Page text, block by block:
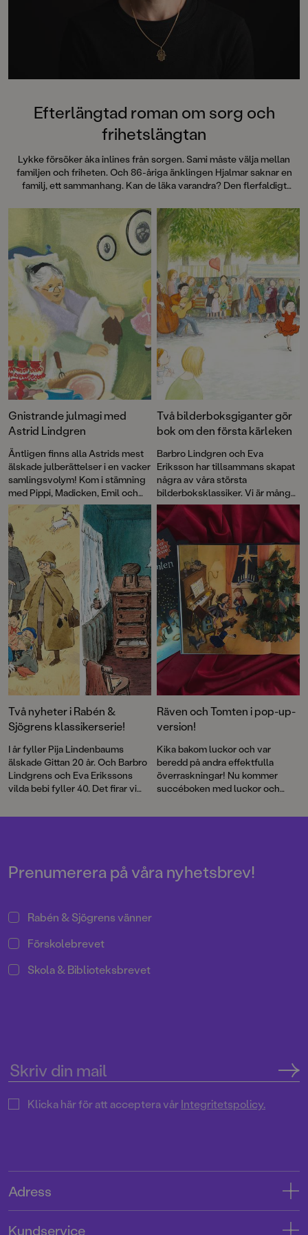
Efterlängtad roman om sorg och
frihetslängtan
Lykke försöker åka inlines från sorgen. Sami måste välja mellan
familjen och friheten. Och 86-åriga änklingen Hjalmar saknar en
familj, ett sammanhang. Kan de läka varandra? Den flerfaldigt
ämnen på ett uppslukande och varsamt sätt.
Gnistrande julmagi med
Astrid Lindgren
Äntligen finns alla Astrids mest
älskade julberättelser i en vacker
samlingsvolym! Kom i stämning
med Pippi, Madicken, Emil och
alla de andra favoritfigurerna.
Boken är lite av en smällkaramell
med klassiska färgillustrationer
av bland andra Ilon Wikland,
Björn Berg, Ingrid Vang Nyman
och Eva Eriksson.
Två bilderboksgiganter gör
bok om den första kärleken
Barbro Lindgren och Eva
Eriksson har tillsammans skapat
några av våra största
bilderboksklassiker. Vi är många
som skrattat med Max, njutit av
den vilda bebins äventyr och
gråtit floder till Andrejs längtan.
Boken om Juan och Rosalia är
deras första gemensamma bok
på många år.
Två nyheter i Rabén &
Sjögrens klassikerserie!
I år fyller Pija Lindenbaums
älskade Gittan 20 år. Och Barbro
Lindgrens och Eva Erikssons
vilda bebi fyller 40. Det firar vi
böckerna som en del i vår
Räven och Tomten i pop-up-
version!
Kika bakom luckor och var
beredd på andra effektfulla
överraskningar! Nu kommer
succéboken med luckor och
stämning och dramatik i den fina
Prenumerera på våra nyhetsbrev!
Rabén & Sjögrens vänner
Förskolebrevet
Skola & Biblioteksbrevet
Klicka här för att acceptera vårIntegritetspolicy.
Adress
Kundservice